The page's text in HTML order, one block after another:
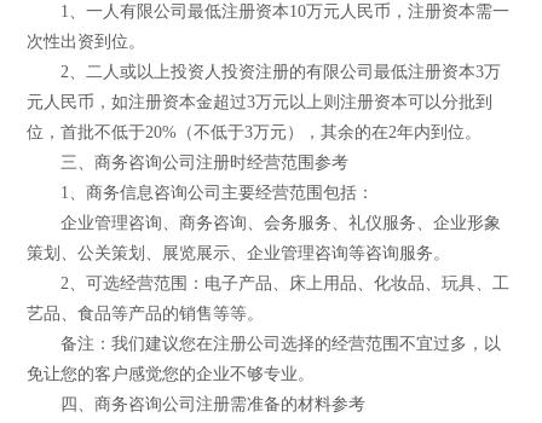
1、一人有限公司最低注册资本10万元人民币，注册资本需一
次性出资到位。
2、二人或以上投资人投资注册的有限公司最低注册资本3万
元人民币，如注册资本金超过3万元以上则注册资本可以分批到
位，首批不低于20%（不低于3万元），其余的在2年内到位。
三、商务咨询公司注册时经营范围参考
1、商务信息咨询公司主要经营范围包括：
企业管理咨询、商务咨询、会务服务、礼仪服务、企业形象
策划、公关策划、展览展示、企业管理咨询等咨询服务。
2、可选经营范围：电子产品、床上用品、化妆品、玩具、工
艺品、食品等产品的销售等等。
备注：我们建议您在注册公司选择的经营范围不宜过多，以
免让您的客户感觉您的企业不够专业。
四、商务咨询公司注册需准备的材料参考